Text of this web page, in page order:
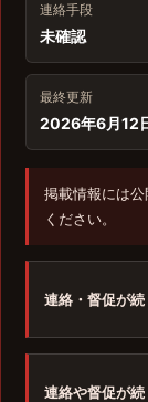
連絡手段
未確認
最終更新
2026年6月12
掲載情報には
ください。
連絡・督促が
連絡や督促が